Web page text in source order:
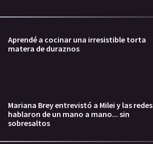
Aprendé a cocinar una irresistible torta
matera de duraznos
Mariana Brey entrevistó a Milei y las redes
hablaron de un mano a mano... sin
sobresaltos